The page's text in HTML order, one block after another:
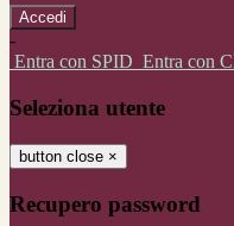
-
Entra con SPID Entra con
Seleziona utente
button close ×
Recupero password